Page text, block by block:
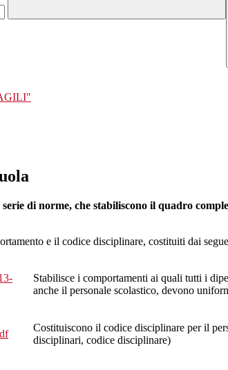
di norme, che stabiliscono il quadro
e il codice disciplinare, costituiti dai
Stabilisce i comportamenti ai quali tutti i
anche il personale scolastico, devono
Costituiscono il codice disciplinare per il
disciplinari, codice disciplinare)